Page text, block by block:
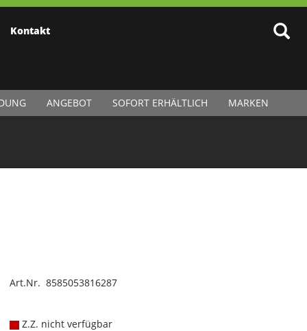
Kontakt
ANGEBOT SOFORT ERHÄLTLICH MARKEN
Art.Nr. 8585053816287
Z.Z. nicht verfügbar